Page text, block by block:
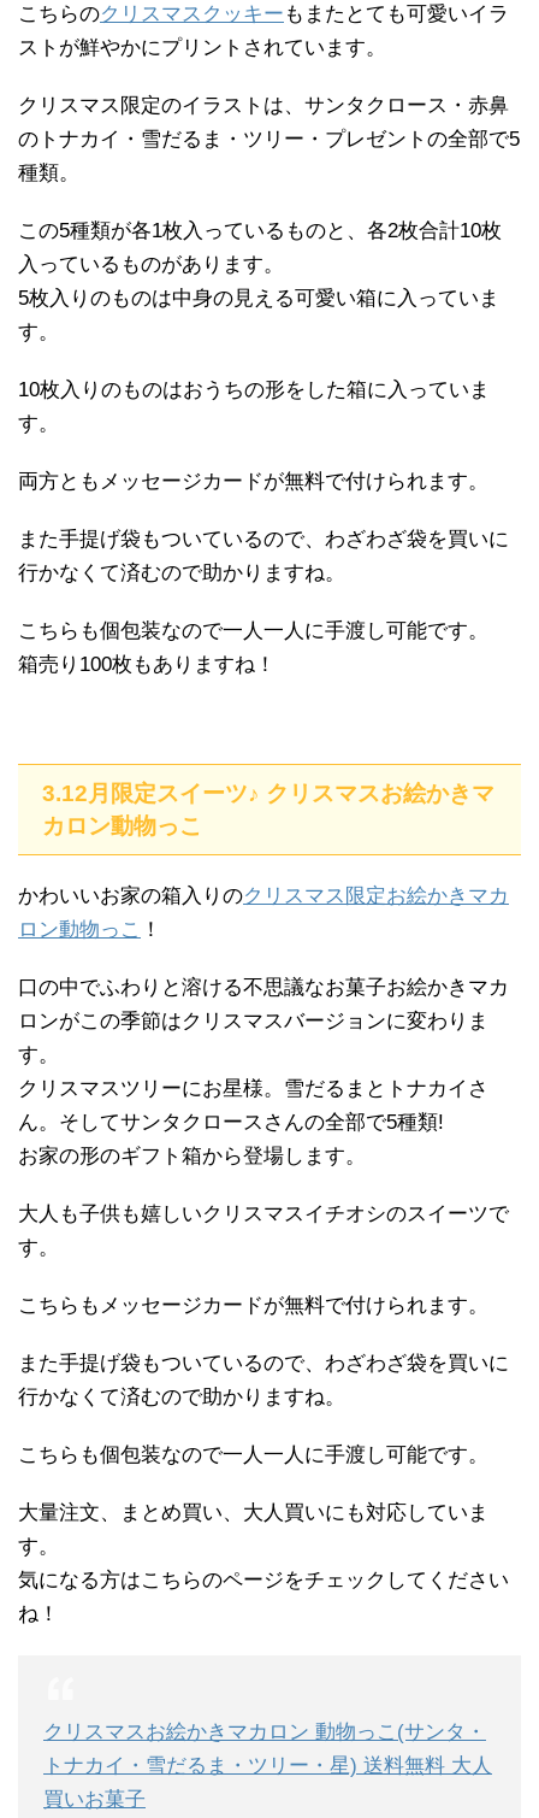
こちらのクリスマスクッキー もまたとても可愛いイラ
ストが鮮やかにプリントされています。
クリスマス限定のイラストは、サンタクロース・赤鼻
のトナカイ・雪だるま・ツリー・プレゼントの全部で5
種類。
この5種類が各1枚入っているものと、各2枚合計10枚
入っているものがあります。
5枚入りのものは中身の見える可愛い箱に入っていま
す。
10枚入りのものはおうちの形をした箱に入っていま
す。
両方ともメッセージカードが無料で付けられます。
また手提げ袋もついているので、わざわざ袋を買いに
行かなくて済むので助かりますね。
こちらも個包装なので一人一人に手渡し可能です。
箱売り100枚もありますね！
3.12月限定スイーツ♪ クリスマスお絵かきマ
カロン動物っこ
かわいいお家の箱入りのクリスマス限定お絵かきマカ
ロン動物っこ
！
口の中でふわりと溶ける不思議なお菓子お絵かきマカ
ロンがこの季節はクリスマスバージョンに変わりま
す。
クリスマスツリーにお星様。雪だるまとトナカイさ
ん。そしてサンタクロースさんの全部で5種類!
お家の形のギフト箱から登場します。
大人も子供も嬉しいクリスマスイチオシのスイーツで
す。
こちらもメッセージカードが無料で付けられます。
また手提げ袋もついているので、わざわざ袋を買いに
行かなくて済むので助かりますね。
こちらも個包装なので一人一人に手渡し可能です。
大量注文、まとめ買い、大人買いにも対応していま
す。
気になる方はこちらのページをチェックしてください
ね！
クリスマスお絵かきマカロン 動物っこ(サンタ・
トナカイ・雪だるま・ツリー・星) 送料無料 大人
買いお菓子